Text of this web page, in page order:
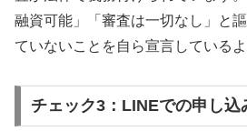
融資可能」「審査は一切なし」と
ていないことを自ら宣言しているよ
チェック3：LINEでの申し込